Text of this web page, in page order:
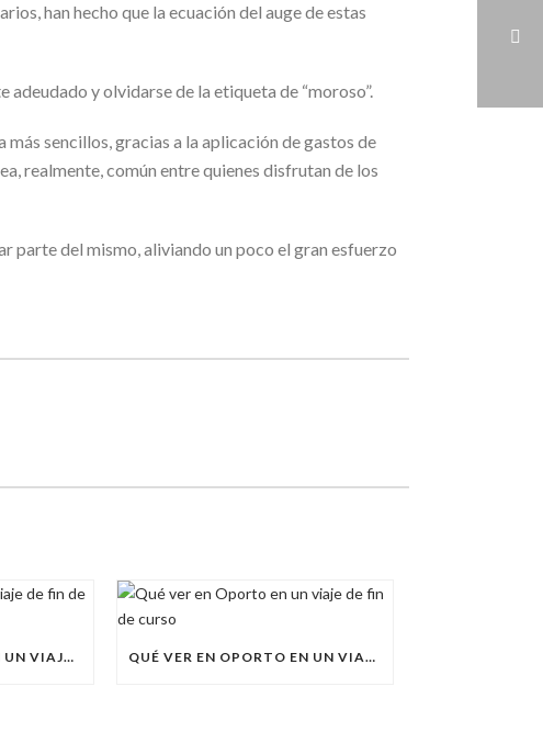
han hecho que la ecuación del auge de estas
adeudado y olvidarse de la etiqueta de “moroso”.
más sencillos, gracias a la aplicación de gastos de
realmente, común entre quienes disfrutan de los
parte del mismo, aliviando un poco el gran esfuerzo
VIAJAR A CÓRDOBA EN UN VIAJE DE FIN DE CURSO QUÉ VER EN OPORTO EN UN VIAJE DE FIN DE CURSO